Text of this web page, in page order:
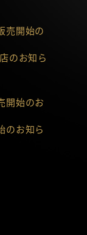
売開始の
のお知ら
開始のお
のお知ら